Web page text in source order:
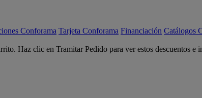
Conforama Tarjeta Conforama Financiación Catálogos
Haz clic en Tramitar Pedido para ver estos descuentos e